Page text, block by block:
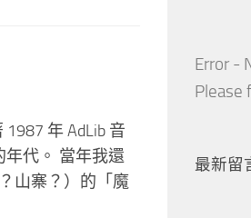
年 AdLib 音
年代。 當年我還
山寨？）的「魔
Error -
Please
最新留